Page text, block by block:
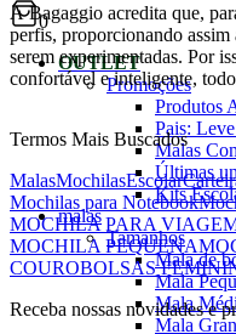
0
OUTLET
Promoções
Produtos
Pais:
Malas
Últimas
Kits
malas
Tamanhos
Mala de
Mala
Mala
Mala
A Bagaggio acredita que,
perfis, proporcionando assim
serem experimentadas. Por
confortável e inteligente,
Termos Mais Buscados
MalasMochilasEscolar
Mochilas para Notebook
MOCHILA PARA
MOCHILA PEQUENA
COUROBOLSAS
Receba nossas novidades e